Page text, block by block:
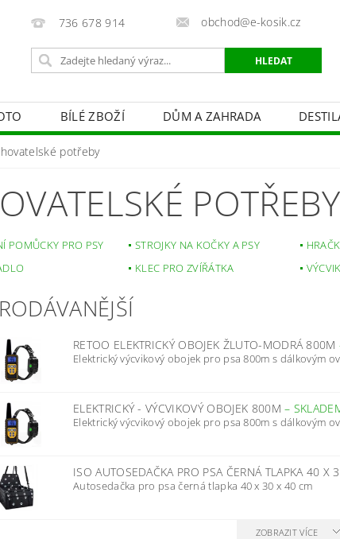
736 678 914 obchod@e-kosik.cz
BÍLÉ ZBOŽÍ DŮM A ZAHRADA
TECHNIKA A ALARMY
potřeby
POTŘEBY
POMŮCKY PRO PSY STROJKY NA KOČKY A PSY
KLEC PRO ZVÍŘÁTKA
RETOO ELEKTRICKÝ OBOJEK ŽLUTO-MODRÁ 800M
Elektrický výcvikový obojek pro psa 800m s dálkovým
ELEKTRICKÝ - VÝCVIKOVÝ OBOJEK 800M–
Elektrický výcvikový obojek pro psa 800m s dálkovým
ISO AUTOSEDAČKA PRO PSA ČERNÁ TLAPKA 40 X
Autosedačka pro psa černá tlapka 40 x 30 x 40 cm
ZOBRAZIT VÍCE